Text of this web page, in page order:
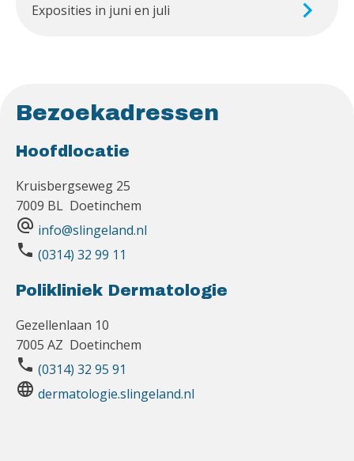
Exposities in juni en juli
Bezoekadressen
Hoofdlocatie
Kruisbergseweg 25
7009 BL Doetinchem
alternate_email info@slingeland.nl
phone (0314) 32 99 11
Polikliniek Dermatologie
Gezellenlaan 10
7005 AZ Doetinchem
phone (0314) 32 95 91
language dermatologie.slingeland.nl